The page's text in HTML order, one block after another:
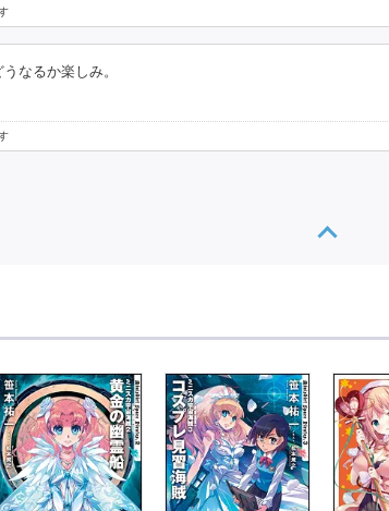
なるか楽しみ。